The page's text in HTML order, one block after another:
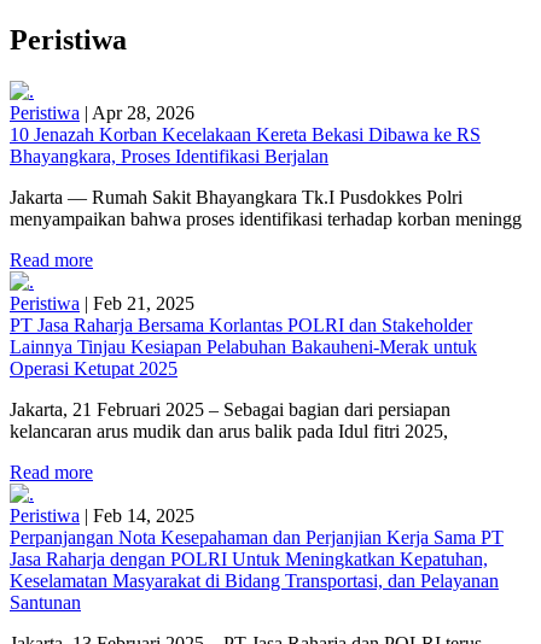
Peristiwa
Peristiwa | Apr 28, 2026
10 Jenazah Korban Kecelakaan Kereta Bekasi Dibawa ke RS
Bhayangkara, Proses Identifikasi Berjalan
Jakarta — Rumah Sakit Bhayangkara Tk.I Pusdokkes Polri
menyampaikan bahwa proses identifikasi terhadap korban meningg
Read more
Peristiwa | Feb 21, 2025
PT Jasa Raharja Bersama Korlantas POLRI dan Stakeholder
Lainnya Tinjau Kesiapan Pelabuhan Bakauheni-Merak untuk
Operasi Ketupat 2025
Jakarta, 21 Februari 2025 – Sebagai bagian dari persiapan
kelancaran arus mudik dan arus balik pada Idul fitri 2025,
Read more
Peristiwa | Feb 14, 2025
Perpanjangan Nota Kesepahaman dan Perjanjian Kerja Sama PT
Jasa Raharja dengan POLRI Untuk Meningkatkan Kepatuhan,
Keselamatan Masyarakat di Bidang Transportasi, dan Pelayanan
Santunan